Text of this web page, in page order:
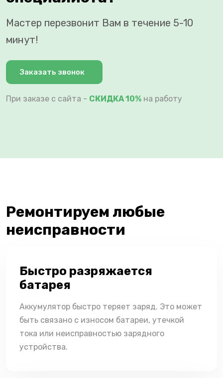
Мастер перезвонит Вам в течение 5-10
минут!
Заказать звонок
При заказе с сайта - СКИДКА 10% на работу
Ремонтируем любые
неисправности
Быстро разряжается
батарея
Аккумулятор быстро теряет заряд. Это может
быть связано с износом батареи, утечкой
тока или неисправностью зарядного
устройства.